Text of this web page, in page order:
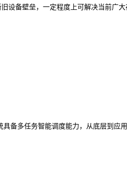
设备壁垒，一定程度上可解决当前广
具备多任务智能调度能力，从底层到应